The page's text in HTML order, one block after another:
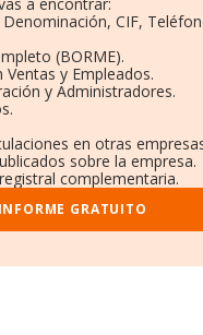
CIF,
(BORME).
y Empleados.
y Administradores.
en otras
sobre la empresa.
complementaria.
GRATUITO